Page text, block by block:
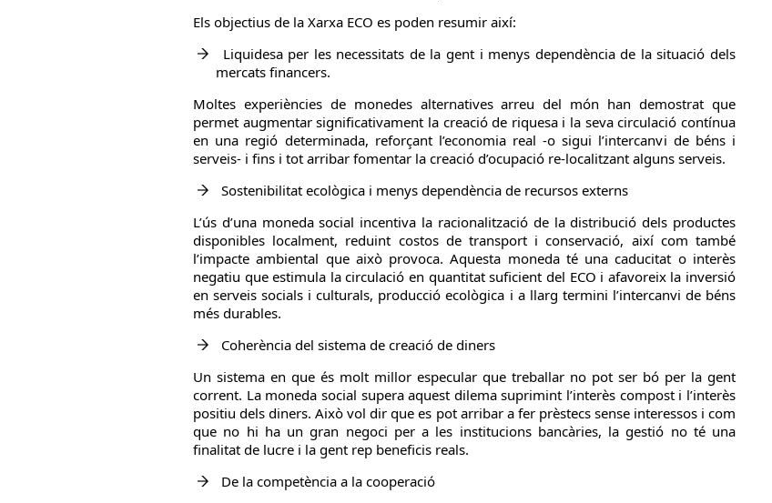
Els objectius de la Xarxa ECO es poden resumir així:
Liquidesa per les necessitats de la gent i menys dependència de la situació dels
mercats financers.
Moltes experiències de monedes alternatives arreu del món han demostrat que
permet augmentar significativament la creació de riquesa i la seva circulació contínua
en una regió determinada, reforçant l’economia real -o sigui l’intercanvi de béns i
serveis- i fins i tot arribar fomentar la creació d’ocupació re-localitzant alguns serveis.
Sostenibilitat ecològica i menys dependència de recursos externs
L’ús d’una moneda social incentiva la racionalització de la distribució dels productes
disponibles localment, reduint costos de transport i conservació, així com també
l’impacte ambiental que això provoca. Aquesta moneda té una caducitat o interès
negatiu que estimula la circulació en quantitat suficient del ECO i afavoreix la inversió
en serveis socials i culturals, producció ecològica i a llarg termini l’intercanvi de béns
més durables.
Coherència del sistema de creació de diners
Un sistema en que és molt millor especular que treballar no pot ser bó per la gent
corrent. La moneda social supera aquest dilema suprimint l’interès compost i l’interès
positiu dels diners. Això vol dir que es pot arribar a fer prèstecs sense interessos i com
que no hi ha un gran negoci per a les institucions bancàries, la gestió no té una
finalitat de lucre i la gent rep beneficis reals.
De la competència a la cooperació